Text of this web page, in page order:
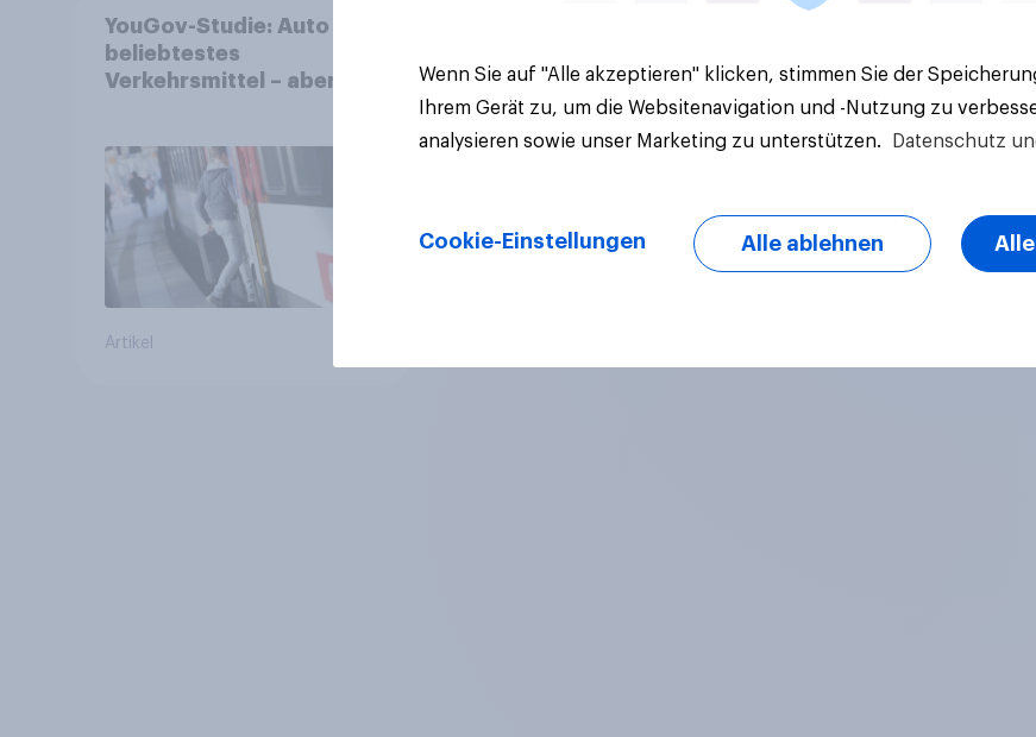
YouGov-Studie: Auto ist
beliebtestes
Verkehrsmittel – aber
Artikel
Wenn Sie auf "Alle akzeptieren" klicken, stimmen Sie der
Ihrem Gerät zu, um die Websitenavigation und -Nutzung zu
analysieren sowie unser Marketing zu unterstützen.
Datenschutz
Cookie-Einstellungen Alle ablehnen